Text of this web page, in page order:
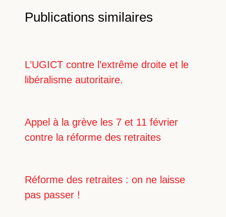
Publications similaires
L’UGICT contre l’extrême droite et le
libéralisme autoritaire.
Appel à la grève les 7 et 11 février
contre la réforme des retraites
Réforme des retraites : on ne laisse
pas passer !